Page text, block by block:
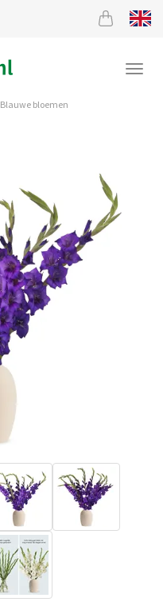
Blauwe bloemen